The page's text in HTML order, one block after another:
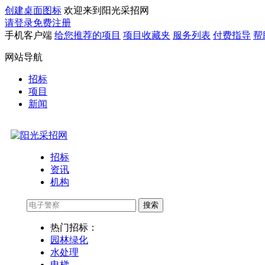
创建桌面图标 欢迎来到阳光采招网
请登录免费注册
手机客户端 给您推荐的项目 项目收藏夹 服务列表 付费指导 帮
网站导航
招标
项目
新闻
招标
资讯
机构
搜索
热门招标：
园林绿化
水处理